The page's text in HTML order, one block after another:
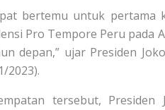
bertemu untuk pertama
Pro Tempore Peru pada
depan,” ujar Presiden
2023).
tersebut,